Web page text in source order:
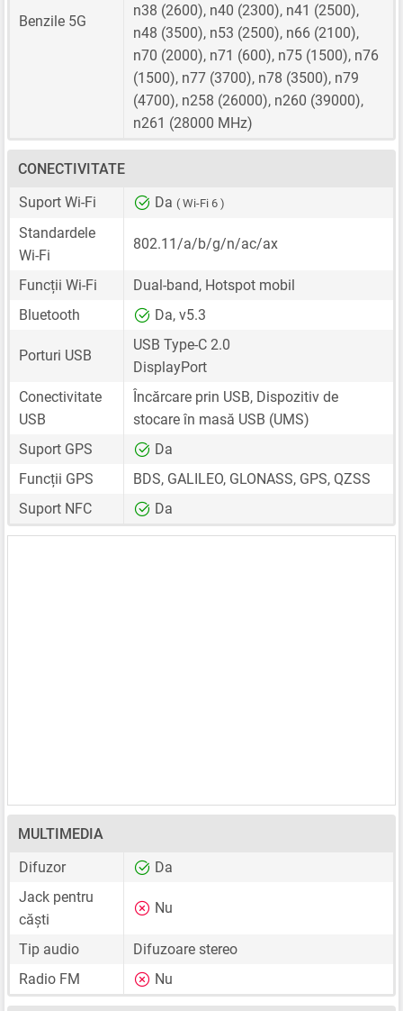
Benzile 5G
n38 (2600), n40 (2300), n41 (2500),
n48 (3500), n53 (2500), n66 (2100),
n70 (2000), n71 (600), n75 (1500), n76
(1500), n77 (3700), n78 (3500), n79
(4700), n258 (26000), n260 (39000),
n261 (28000 MHz)
CONECTIVITATE
Suport Wi-Fi
Da ( Wi-Fi 6 )
Standardele
Wi-Fi
802.11/a/b/g/n/ac/ax
Funcții Wi-Fi
Dual-band, Hotspot mobil
Bluetooth
Da, v5.3
Porturi USB
USB Type-C 2.0
DisplayPort
Conectivitate
USB
Încărcare prin USB, Dispozitiv de
stocare în masă USB (UMS)
Suport GPS
Da
Funcții GPS
BDS, GALILEO, GLONASS, GPS, QZSS
Suport NFC
Da
MULTIMEDIA
Difuzor
Da
Jack pentru
căști
Nu
Tip audio
Difuzoare stereo
Radio FM
Nu